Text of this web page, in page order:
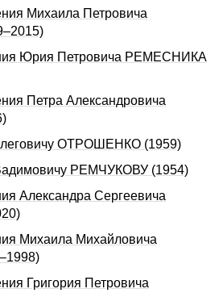
Михаила Петровича
Юрия Петровича РЕМЕСНИКА
Петра Александровича
ОТРОШЕНКО (1959)
РЕМЧУКОВУ (1954)
Александра Сергеевича
Михаила Михайловича
Григория Петровича